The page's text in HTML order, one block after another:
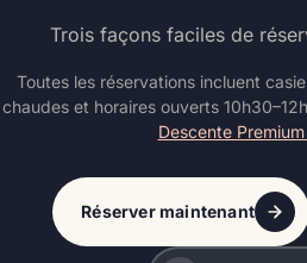
Trois façons faciles de
Toutes les réservations incluent
chaudes et horaires ouverts
Descente
Réserver maintenant